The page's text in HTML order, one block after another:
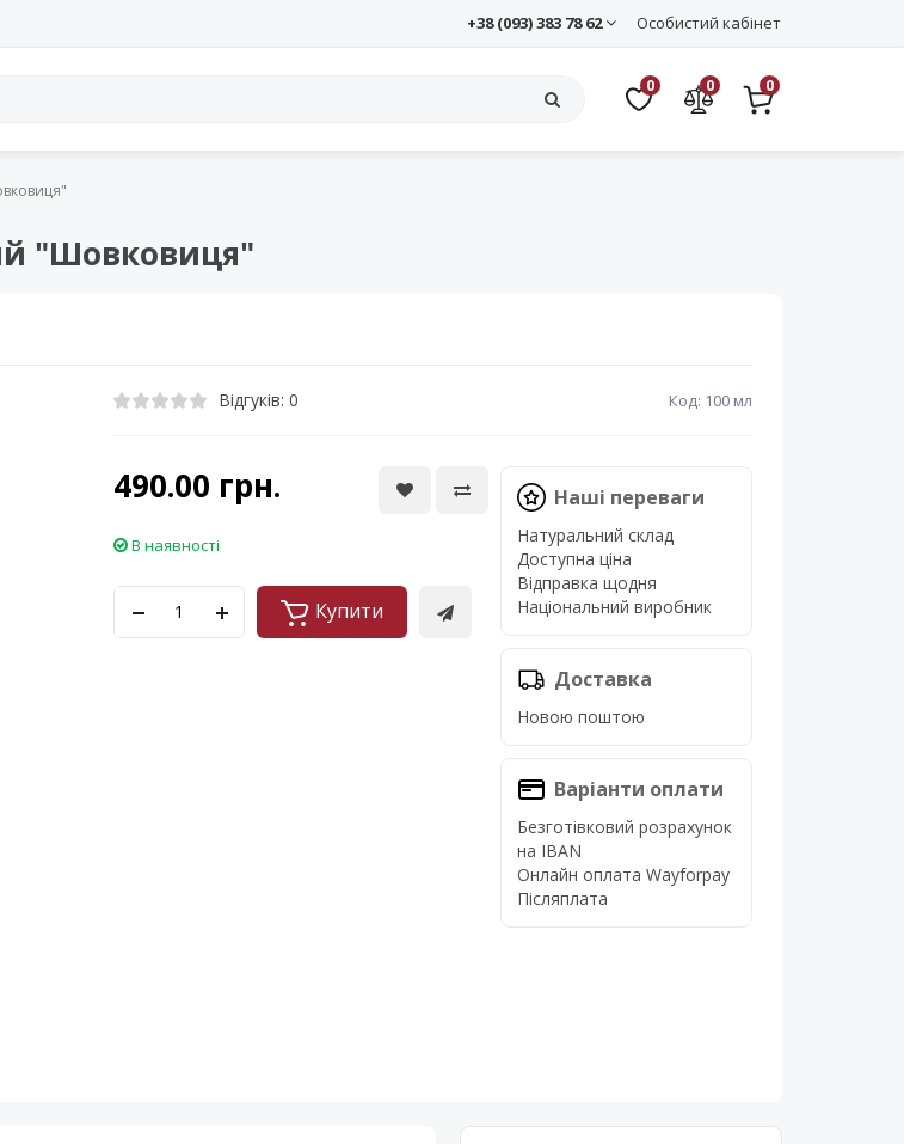
Особистий кабінет
+38 (093) 383 78 62
0 0 0
"Шовковиця"
Відгуків: 0 Код: 100 мл
490.00 грн.
В наявності
Купити
Наші переваги
Натуральний склад
Доступна ціна
Відправка щодня
Національний виробник
Доставка
Новою поштою
Варіанти оплати
Безготівковий розрахунок
на IBAN
Онлайн оплата Wayforpay
Післяплата